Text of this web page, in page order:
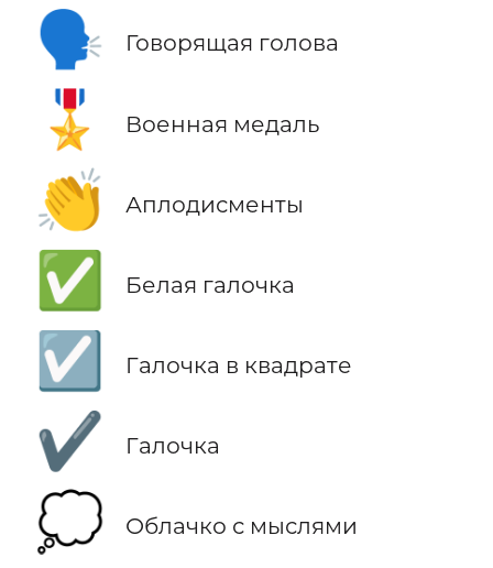
🗣️ Говорящая голова
🎖️ Военная медаль
👏 Аплодисменты
✅ Белая галочка
☑️ Галочка в квадрате
✔️ Галочка
💭 Облачко с мыслями